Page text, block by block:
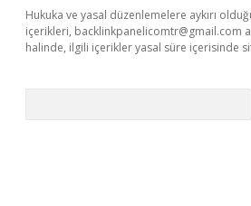
Hukuka ve yasal düzenlemelere aykırı
içerikleri, backlinkpanelicomtr@gmail.com
halinde, ilgili içerikler yasal süre içerisinde